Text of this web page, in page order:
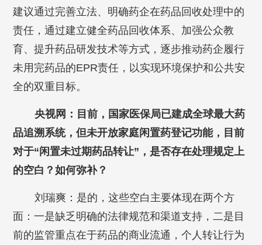
建议通过完善立法、明确药企在药品回收处理中的
责任，通过建立健全药品回收体系、加强公众教
育、提升药品研发技术等方式，逐步推动药企履行
未用完药品的EPR责任，以实现环境保护和公共安
全的双重目标。
央视网：目前，国家医保局已建成全球最大药
品追溯系统，但未开放家庭闲置药登记功能，目前
对于“闲置未过期药品转让”，是否存在处理规定上
的空白？如何弥补？
刘瑞爽：是的，这些空白主要体现在两个方
面：一是缺乏明确的法律规范和渠道支持，二是目
前的监管重点在于药品的商业流通，个人转让行为